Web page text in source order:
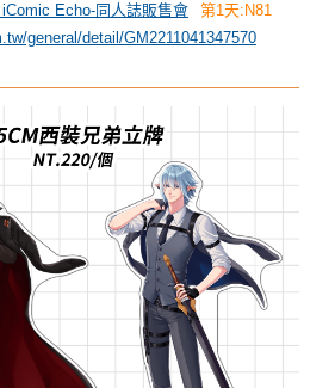
Echo-同人誌販售會 第1天:N81
general/detail/GM2211041347570